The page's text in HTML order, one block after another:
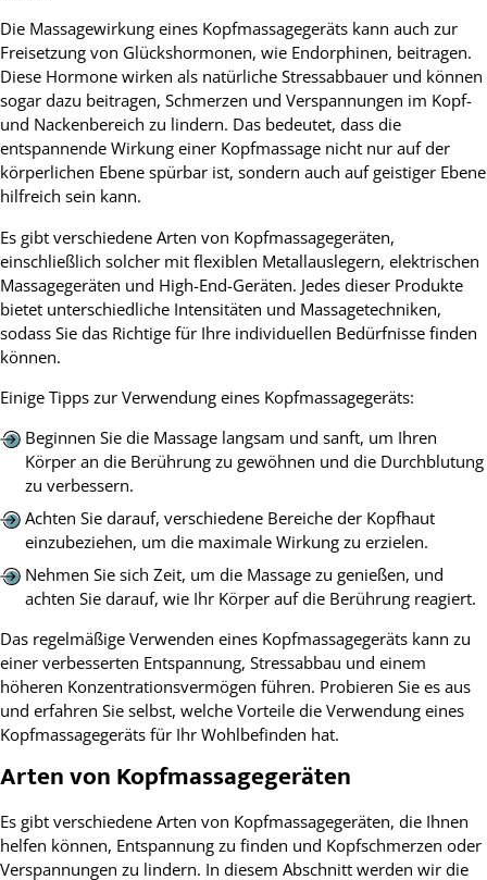
Die Massagewirkung eines Kopfmassagegeräts kann auch zur
Freisetzung von Glückshormonen, wie Endorphinen, beitragen.
Diese Hormone wirken als natürliche Stressabbauer und können
sogar dazu beitragen, Schmerzen und Verspannungen im Kopf-
und Nackenbereich zu lindern. Das bedeutet, dass die
entspannende Wirkung einer Kopfmassage nicht nur auf der
körperlichen Ebene spürbar ist, sondern auch auf geistiger Ebene
hilfreich sein kann.
Es gibt verschiedene Arten von Kopfmassagegeräten,
einschließlich solcher mit flexiblen Metallauslegern, elektrischen
Massagegeräten und High-End-Geräten. Jedes dieser Produkte
bietet unterschiedliche Intensitäten und Massagetechniken,
sodass Sie das Richtige für Ihre individuellen Bedürfnisse finden
können.
Einige Tipps zur Verwendung eines Kopfmassagegeräts:
Beginnen Sie die Massage langsam und sanft, um Ihren
Körper an die Berührung zu gewöhnen und die Durchblutung
zu verbessern.
Achten Sie darauf, verschiedene Bereiche der Kopfhaut
einzubeziehen, um die maximale Wirkung zu erzielen.
Nehmen Sie sich Zeit, um die Massage zu genießen, und
achten Sie darauf, wie Ihr Körper auf die Berührung reagiert.
Das regelmäßige Verwenden eines Kopfmassagegeräts kann zu
einer verbesserten Entspannung, Stressabbau und einem
höheren Konzentrationsvermögen führen. Probieren Sie es aus
und erfahren Sie selbst, welche Vorteile die Verwendung eines
Kopfmassagegeräts für Ihr Wohlbefinden hat.
Arten von Kopfmassagegeräten
Es gibt verschiedene Arten von Kopfmassagegeräten, die Ihnen
helfen können, Entspannung zu finden und Kopfschmerzen oder
Verspannungen zu lindern. In diesem Abschnitt werden wir die